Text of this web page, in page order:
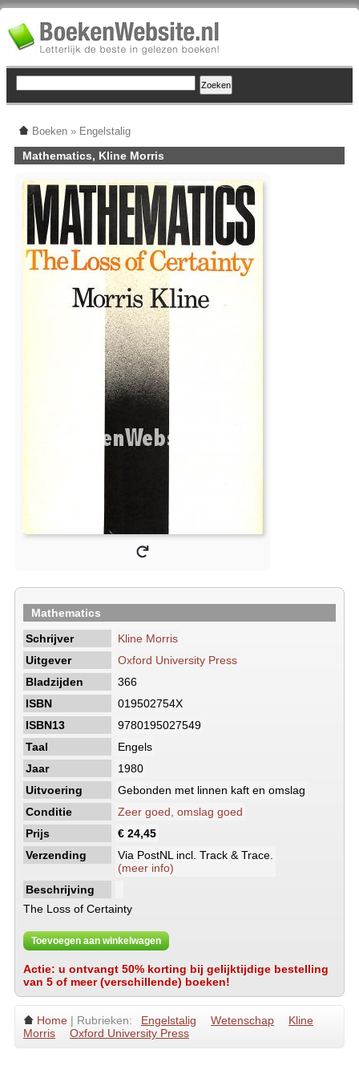
Boeken » Engelstalig
Mathematics, Kline Morris
Mathematics
Schrijver
Kline Morris
Uitgever
Oxford University Press
Bladzijden
366
ISBN
019502754X
ISBN13
9780195027549
Taal
Engels
Jaar
1980
Uitvoering
Gebonden met linnen kaft en omslag
Conditie
Zeer goed, omslag goed
Prijs
€ 24,45
Verzending
Via PostNL incl. Track & Trace.
(meer info)
Beschrijving
The Loss of Certainty
Toevoegen aan winkelwagen
Actie: u ontvangt 50% korting bij gelijktijdige bestelling
van 5 of meer (verschillende) boeken!
Home | Rubrieken: Engelstalig Wetenschap
Kline
Morris
Oxford University Press